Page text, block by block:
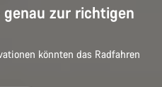
zur richtigen
könnten das Radfahren